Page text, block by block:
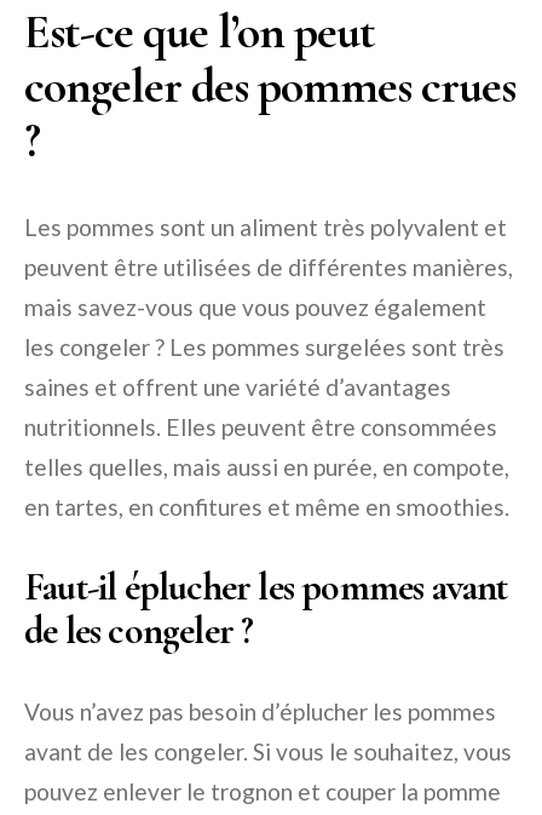
Est-ce que l’on peut
congeler des pommes crues
?
Les pommes sont un aliment très polyvalent et
peuvent être utilisées de différentes manières,
mais savez-vous que vous pouvez également
les congeler ? Les pommes surgelées sont très
saines et offrent une variété d’avantages
nutritionnels. Elles peuvent être consommées
telles quelles, mais aussi en purée, en compote,
en tartes, en confitures et même en smoothies.
Faut-il éplucher les pommes avant
de les congeler ?
Vous n’avez pas besoin d’éplucher les pommes
avant de les congeler. Si vous le souhaitez, vous
pouvez enlever le trognon et couper la pomme